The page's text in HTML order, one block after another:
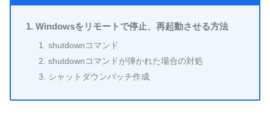
Windowsをリモートで停止、再起動させる方法
shutdownコマンド
shutdownコマンドが弾かれた場合の対処
シャットダウンバッチ作成